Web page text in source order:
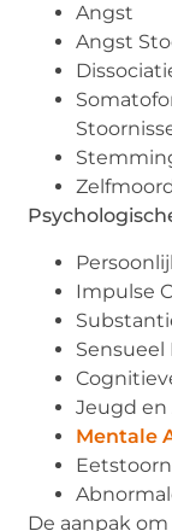
Angst
Angst
Impulse
Sensueel
Jeugd en
Mentale
De aanpak